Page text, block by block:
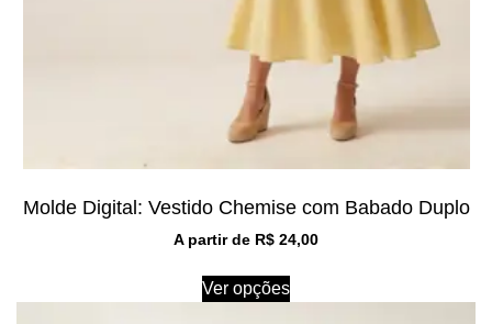
Molde Digital: Vestido Chemise com Babado Duplo
A partir de R$ 24,00
Ver opções